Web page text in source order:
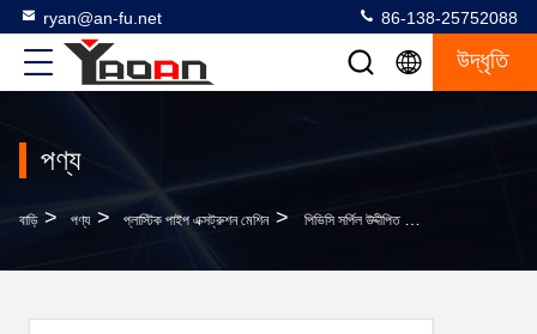
ryan@an-fu.net 86-138-25752088
উদ্ধৃতি
পণ্য
বাড়ি > পণ্য > প্লাস্টিক পাইপ এক্সট্রুশন মেশিন > পিভিসি সর্পিল উদ্দীপিত পায়ের পাতার মোজাবিশেষ Extrusoin মেশিন